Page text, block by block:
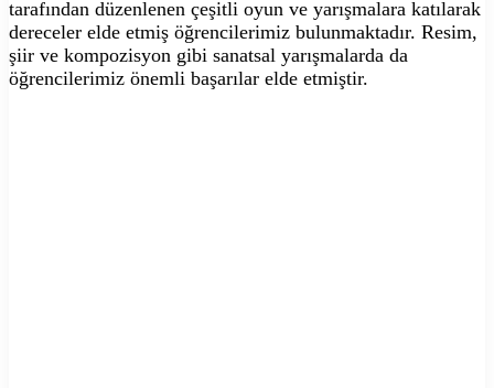
tarafından düzenlenen çeşitli oyun ve yarışmalara katılarak
dereceler elde etmiş öğrencilerimiz bulunmaktadır. Resim,
şiir ve kompozisyon gibi sanatsal yarışmalarda da
öğrencilerimiz önemli başarılar elde etmiştir.